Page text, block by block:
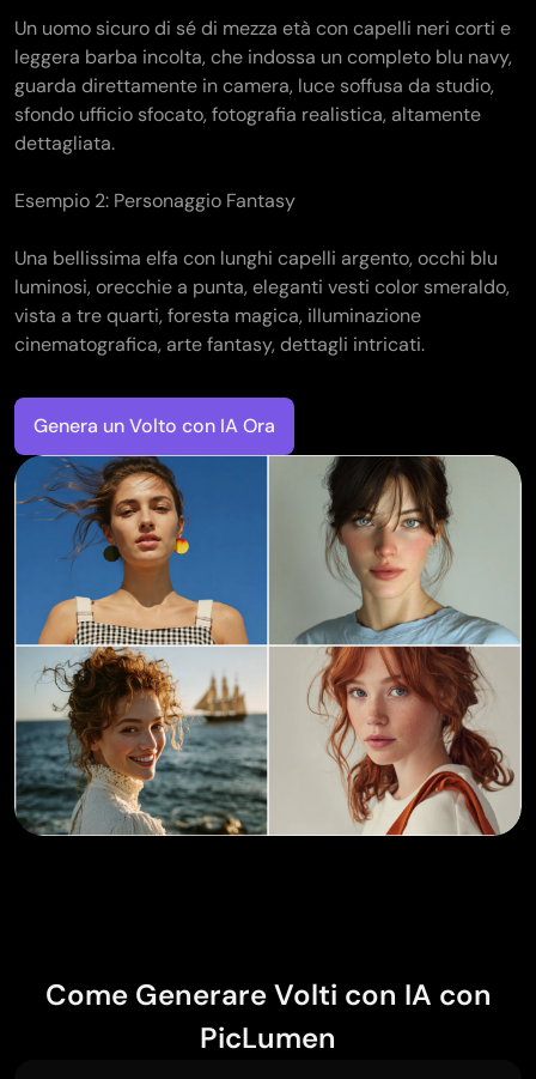
Un uomo sicuro di sé di mezza età con capelli neri corti e
leggera barba incolta, che indossa un completo blu navy,
guarda direttamente in camera, luce soffusa da studio,
sfondo ufficio sfocato, fotografia realistica, altamente
dettagliata.
Esempio 2: Personaggio Fantasy
Una bellissima elfa con lunghi capelli argento, occhi blu
luminosi, orecchie a punta, eleganti vesti color smeraldo,
vista a tre quarti, foresta magica, illuminazione
cinematografica, arte fantasy, dettagli intricati.
Genera un Volto con IA Ora
Come Generare Volti con IA con
PicLumen